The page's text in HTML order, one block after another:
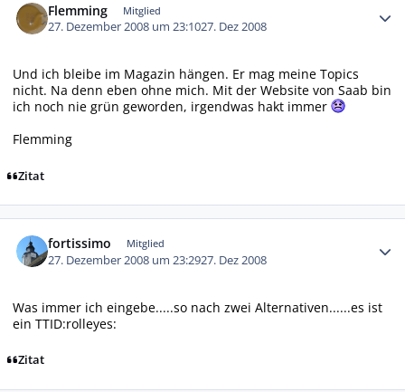
Flemming Mitglied
27. Dezember 2008 um 23:1027. Dez 2008
Und ich bleibe im Magazin hängen. Er mag meine Topics
nicht. Na denn eben ohne mich. Mit der Website von Saab bin
ich noch nie grün geworden, irgendwas hakt immer
Flemming
Zitat
fortissimo Mitglied
27. Dezember 2008 um 23:2927. Dez 2008
Was immer ich eingebe.....so nach zwei Alternativen......es ist
ein TTID:rolleyes:
Zitat